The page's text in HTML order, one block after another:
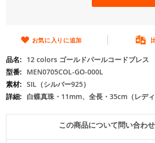
お気に入りに追加
12 colors ゴールドパールコードブレス
MEN0705COL-GO-000L
SIL（シルバー925）
白蝶真珠・11mm、全長・35cm（レディ
この商品について問い合わ